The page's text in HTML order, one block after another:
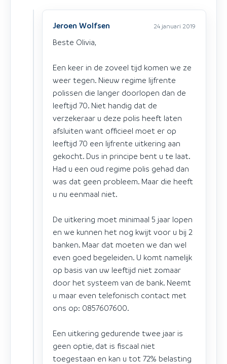
Jeroen Wolfsen 24 januari 2019
Beste Olivia,
Een keer in de zoveel tijd komen we ze
weer tegen. Nieuw regime lijfrente
polissen die langer doorlopen dan de
leeftijd 70. Niet handig dat de
verzekeraar u deze polis heeft laten
afsluiten want officieel moet er op
leeftijd 70 een lijfrente uitkering aan
gekocht. Dus in principe bent u te laat.
Had u een oud regime polis gehad dan
was dat geen probleem. Maar die heeft
u nu eenmaal niet.
De uitkering moet minimaal 5 jaar lopen
en we kunnen het nog kwijt voor u bij 2
banken. Maar dat moeten we dan wel
even goed begeleiden. U komt namelijk
op basis van uw leeftijd niet zomaar
door het systeem van de bank. Neemt
u maar even telefonisch contact met
ons op: 0857607600.
Een uitkering gedurende twee jaar is
geen optie, dat is fiscaal niet
toegestaan en kan u tot 72% belasting